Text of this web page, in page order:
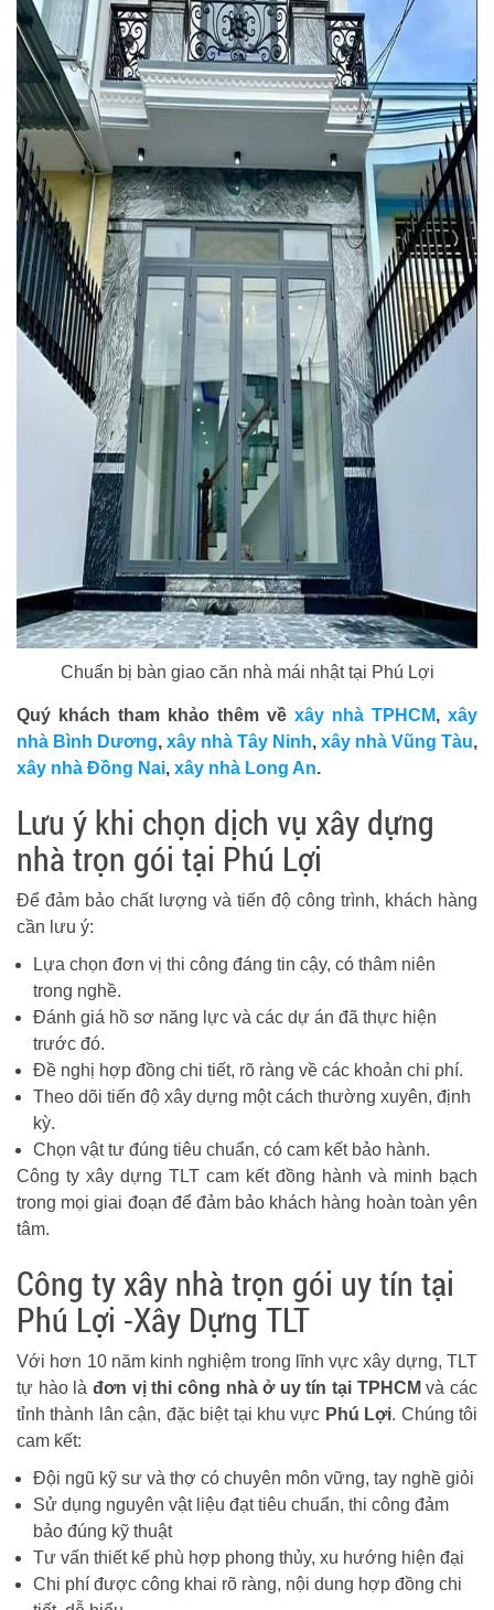
Chuẩn bị bàn giao căn nhà mái nhật tại Phú Lợi
Quý khách tham khảo thêm về xây nhà TPHCM, xây
nhà Bình Dương, xây nhà Tây Ninh, xây nhà Vũng Tàu,
xây nhà Đồng Nai, xây nhà Long An.
Lưu ý khi chọn dịch vụ xây dựng
nhà trọn gói tại Phú Lợi
Để đảm bảo chất lượng và tiến độ công trình, khách hàng
cần lưu ý:
Lựa chọn đơn vị thi công đáng tin cậy, có thâm niên
trong nghề.
Đánh giá hồ sơ năng lực và các dự án đã thực hiện
trước đó.
Đề nghị hợp đồng chi tiết, rõ ràng về các khoản chi phí.
Theo dõi tiến độ xây dựng một cách thường xuyên, định
kỳ.
Chọn vật tư đúng tiêu chuẩn, có cam kết bảo hành.
Công ty xây dựng TLT cam kết đồng hành và minh bạch
trong mọi giai đoạn để đảm bảo khách hàng hoàn toàn yên
tâm.
Công ty xây nhà trọn gói uy tín tại
Phú Lợi -Xây Dựng TLT
Với hơn 10 năm kinh nghiệm trong lĩnh vực xây dựng, TLT
tự hào là đơn vị thi công nhà ở uy tín tại TPHCM và các
tỉnh thành lân cận, đặc biệt tại khu vực Phú Lợi. Chúng tôi
cam kết:
Đội ngũ kỹ sư và thợ có chuyên môn vững, tay nghề giỏi
Sử dụng nguyên vật liệu đạt tiêu chuẩn, thi công đảm
bảo đúng kỹ thuật
Tư vấn thiết kế phù hợp phong thủy, xu hướng hiện đại
Chi phí được công khai rõ ràng, nội dung hợp đồng chi